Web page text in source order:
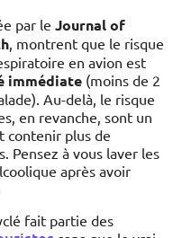
par le Journal of
, montrent que le risque
en avion est
immédiate (moins de 2
Au-delà, le risque
en revanche, sont un
contenir plus de
Pensez à vous laver les
après avoir
fait partie des